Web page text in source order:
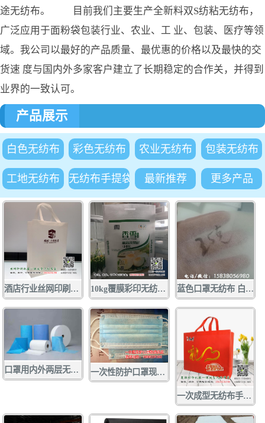
途无纺布。 目前我们主要生产全新料双S纺粘无纺布，
广泛应用于面粉袋包装行业、农业、工 业、包装、医疗等领
域。我公司以最好的产品质量、最优惠的价格以及最快的交
货速 度与国内外多家客户建立了长期稳定的合作关，并得到
业界的一致认可。
产品展示
白色无纺布 彩色无纺布 农业无纺布 包装无纺布
工地无纺布 无纺布手提袋 最新推荐 更多产品
酒店行业丝网印刷手提袋广告订做 1000条起量 质优价廉 酒店行业 10kg覆膜彩印无纺布面粉袋批发定做 厂家供应无纺布面粉袋小包装袋 蓝色口罩无纺布 白色口罩无纺布厂家大量现货供应
口罩用内外两层无纺布 口罩无纺布 一次性防护口罩现货供应
一次成型无纺布手提袋